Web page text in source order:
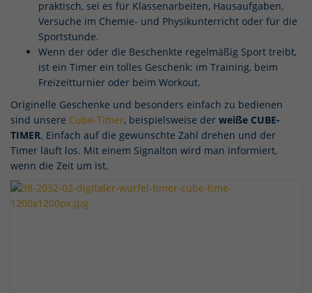
praktisch, sei es für Klassenarbeiten, Hausaufgaben,
Versuche im Chemie- und Physikunterricht oder für die
Sportstunde.
Wenn der oder die Beschenkte regelmäßig Sport treibt,
ist ein Timer ein tolles Geschenk: im Training, beim
Freizeitturnier oder beim Workout.
Originelle Geschenke und besonders einfach zu bedienen
sind unsere Cube-Timer, beispielsweise der weiße CUBE-
TIMER. Einfach auf die gewünschte Zahl drehen und der
Timer läuft los. Mit einem Signalton wird man informiert,
wenn die Zeit um ist.